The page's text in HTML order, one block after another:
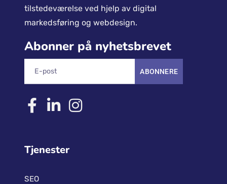
tilstedeværelse ved hjelp av digital
markedsføring og webdesign.
Abonner på nyhetsbrevet
ABONNERE
Tjenester
SEO